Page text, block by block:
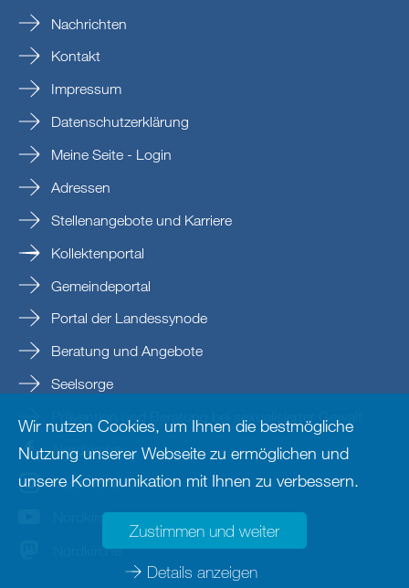
Nachrichten
Kontakt
Impressum
Datenschutzerklärung
Meine Seite - Login
Adressen
Stellenangebote und Karriere
Kollektenportal
Gemeindeportal
Portal der Landessynode
Beratung und Angebote
Seelsorge
Prävention und Beratung bei sexualisierter Gewalt
Nordkirche
nordkirche
Nordkirche
Nordkirche
Wir nutzen Cookies, um Ihnen die bestmögliche
Nutzung unserer Webseite zu ermöglichen und
unsere Kommunikation mit Ihnen zu verbessern.
Zustimmen und weiter
Details anzeigen